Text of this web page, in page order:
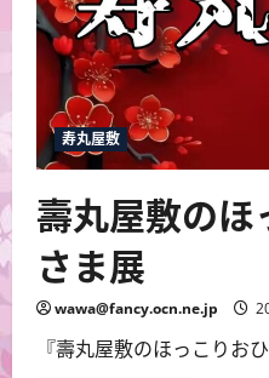
寿丸屋敷
壽丸屋敷のほ
さま展
wawa@fancy.ocn.ne.jp
『壽丸屋敷のほっこりお